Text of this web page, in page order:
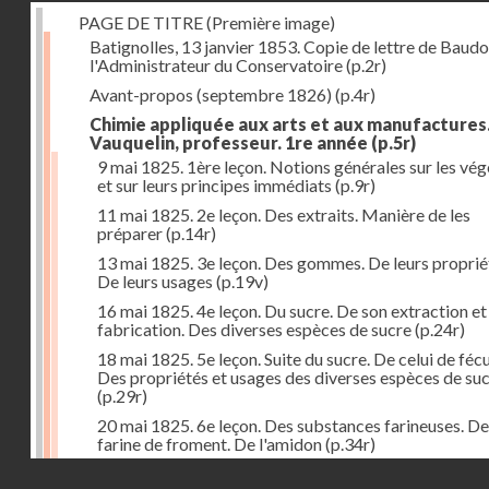
PAGE DE TITRE (Première image)
Batignolles, 13 janvier 1853. Copie de lettre de
l'Administrateur du Conservatoire(p.2r)
Avant-propos (septembre 1826) (p.4r)
Chimie appliquée aux arts et aux
Vauquelin, professeur. 1re année (p.5r)
9 mai 1825. 1ère leçon. Notions générales sur les
et sur leurs principes immédiats (p.9r)
11 mai 1825. 2e leçon. Des extraits. Manière de les
préparer(p.14r)
13 mai 1825. 3e leçon. Des gommes. De leurs
De leurs usages (p.19v)
16 mai 1825. 4e leçon. Du sucre. De son extraction et
fabrication. Des diverses espèces de sucre(p.24r)
18 mai 1825. 5e leçon. Suite du sucre. De celui de
Des propriétés et usages des diverses espèces de
(p.29r)
20 mai 1825. 6e leçon. Des substances farineuses.
farine de froment. De l'amidon(p.34r)